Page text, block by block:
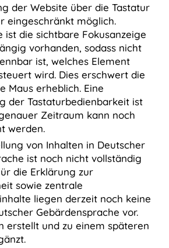
der Website über die Tastatur
eingeschränkt möglich.
ist die sichtbare Fokusanzeige
vorhanden, sodass nicht
ist, welches Element
wird. Dies erschwert die
Maus erheblich. Eine
der Tastaturbedienbarkeit ist
Zeitraum kann noch
werden.
von Inhalten in Deutscher
ist noch nicht vollständig
die Erklärung zur
sowie zentrale
liegen derzeit noch keine
Gebärdensprache vor.
erstellt und zu einem späteren